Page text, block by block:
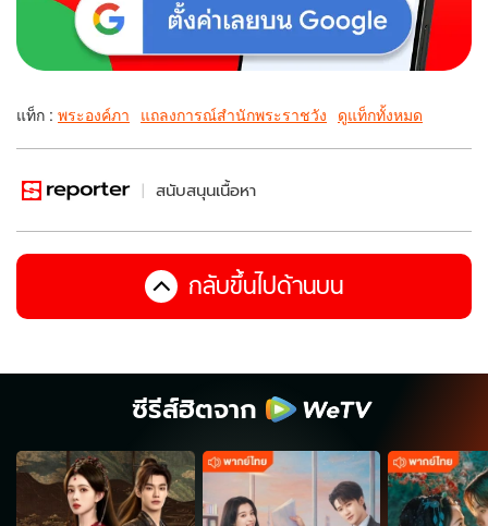
แท็ก : พระองค์ภา แถลงการณ์สํานักพระราชวัง ดูแท็กทั้งหมด
สนับสนุนเนื้อหา
กลับขึ้นไปด้านบน
ซีรีส์ฮิตจาก